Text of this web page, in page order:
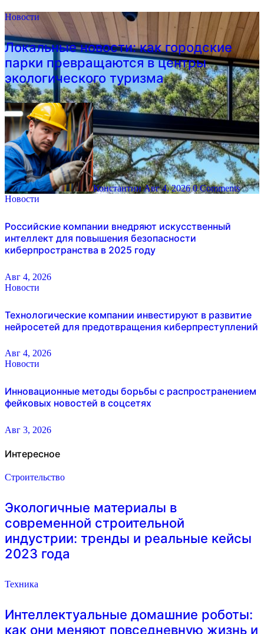
Новости
Локальные новости: как городские
парки превращаются в центры
экологического туризма
КонстантинАвг 4, 2026 0 Comments
Новости
Российские компании внедряют искусственный
интеллект для повышения безопасности
киберпространства в 2025 году
Авг 4, 2026
Новости
Технологические компании инвестируют в развитие
нейросетей для предотвращения киберпреступлений
Авг 4, 2026
Новости
Инновационные методы борьбы с распространением
фейковых новостей в соцсетях
Авг 3, 2026
Интересное
Строительство
Экологичные материалы в
современной строительной
индустрии: тренды и реальные кейсы
2023 года
Техника
Интеллектуальные домашние роботы:
как они меняют повседневную жизнь и